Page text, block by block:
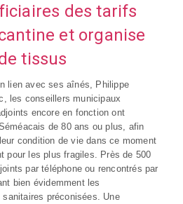
des tarifs
et organise
tissus
lien avec ses aînés, Philippe
les conseillers municipaux
encore en fonction ont
de 80 ans ou plus, afin
condition de vie dans ce moment
pour les plus fragiles. Près de 500
par téléphone ou rencontrés par
bien évidemment les
préconisées. Une